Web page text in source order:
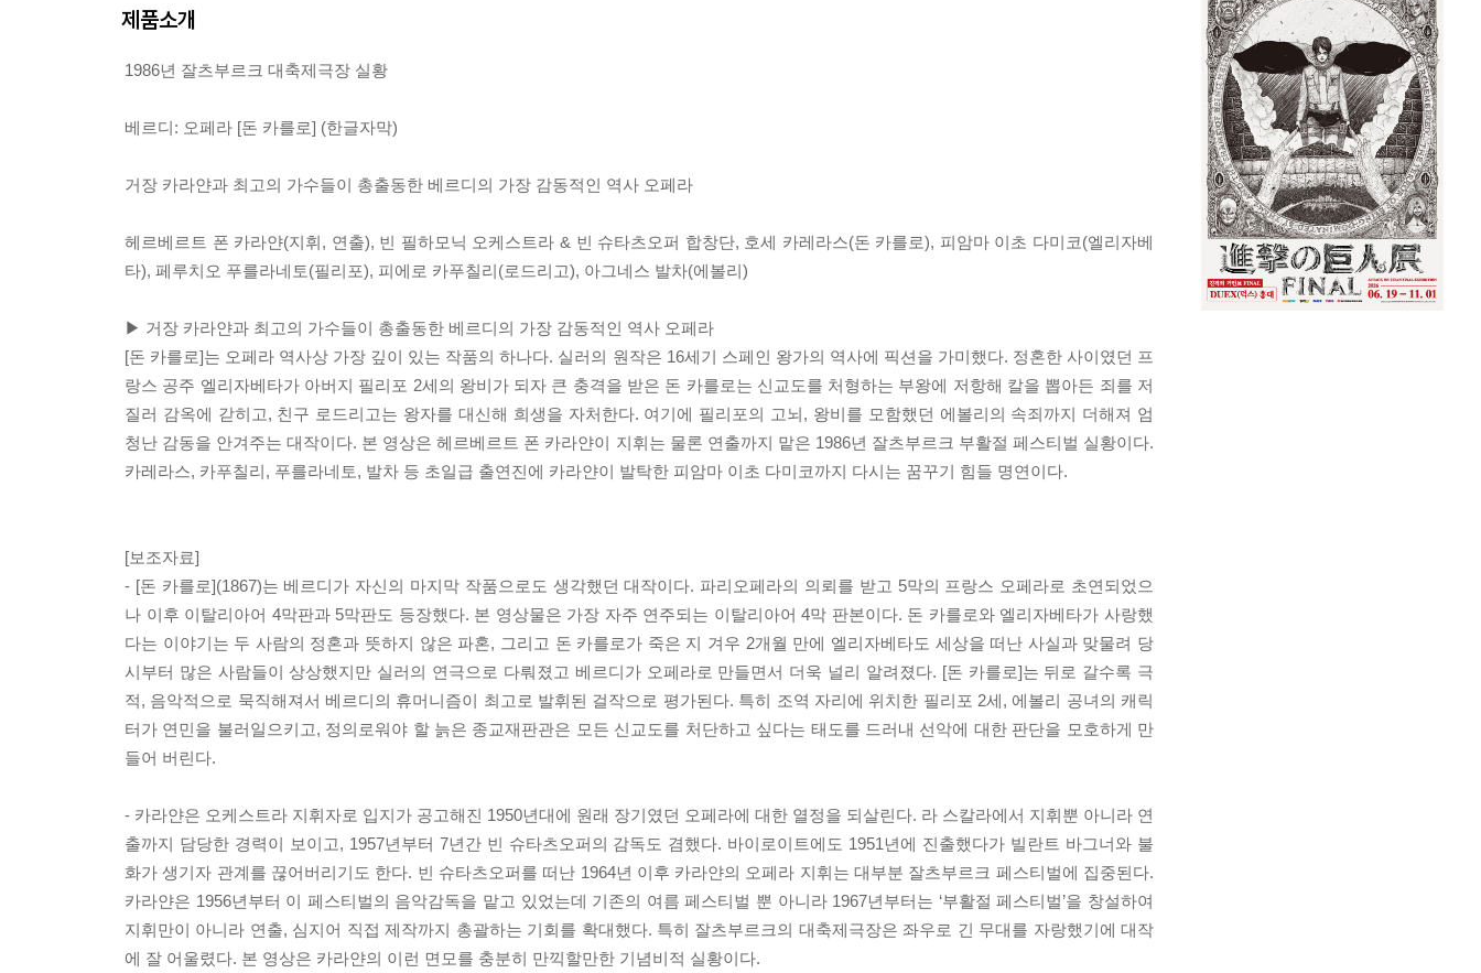
제품소개
1986년 잘츠부르크 대축제극장 실황
베르디: 오페라 [돈 카를로] (한글자막)
거장 카라얀과 최고의 가수들이 총출동한 베르디의 가장 감동적인 역사 오페라
헤르베르트 폰 카라얀(지휘, 연출), 빈 필하모닉 오케스트라 & 빈 슈타츠오퍼 합창단, 호세 카레라스(돈 카를로), 피암마 이초 다미코(엘리자베
타), 페루치오 푸를라네토(필리포), 피에로 카푸칠리(로드리고), 아그네스 발차(에볼리)
▶ 거장 카라얀과 최고의 가수들이 총출동한 베르디의 가장 감동적인 역사 오페라
[돈 카를로]는 오페라 역사상 가장 깊이 있는 작품의 하나다. 실러의 원작은 16세기 스페인 왕가의 역사에 픽션을 가미했다. 정혼한 사이였던 프
랑스 공주 엘리자베타가 아버지 필리포 2세의 왕비가 되자 큰 충격을 받은 돈 카를로는 신교도를 처형하는 부왕에 저항해 칼을 뽑아든 죄를 저
질러 감옥에 갇히고, 친구 로드리고는 왕자를 대신해 희생을 자처한다. 여기에 필리포의 고뇌, 왕비를 모함했던 에볼리의 속죄까지 더해져 엄
청난 감동을 안겨주는 대작이다. 본 영상은 헤르베르트 폰 카라얀이 지휘는 물론 연출까지 맡은 1986년 잘츠부르크 부활절 페스티벌 실황이다.
카레라스, 카푸칠리, 푸를라네토, 발차 등 초일급 출연진에 카라얀이 발탁한 피암마 이초 다미코까지 다시는 꿈꾸기 힘들 명연이다.
[보조자료]
- [돈 카를로](1867)는 베르디가 자신의 마지막 작품으로도 생각했던 대작이다. 파리오페라의 의뢰를 받고 5막의 프랑스 오페라로 초연되었으
나 이후 이탈리아어 4막판과 5막판도 등장했다. 본 영상물은 가장 자주 연주되는 이탈리아어 4막 판본이다. 돈 카를로와 엘리자베타가 사랑했
다는 이야기는 두 사람의 정혼과 뜻하지 않은 파혼, 그리고 돈 카를로가 죽은 지 겨우 2개월 만에 엘리자베타도 세상을 떠난 사실과 맞물려 당
시부터 많은 사람들이 상상했지만 실러의 연극으로 다뤄졌고 베르디가 오페라로 만들면서 더욱 널리 알려졌다. [돈 카를로]는 뒤로 갈수록 극
적, 음악적으로 묵직해져서 베르디의 휴머니즘이 최고로 발휘된 걸작으로 평가된다. 특히 조역 자리에 위치한 필리포 2세, 에볼리 공녀의 캐릭
터가 연민을 불러일으키고, 정의로워야 할 늙은 종교재판관은 모든 신교도를 처단하고 싶다는 태도를 드러내 선악에 대한 판단을 모호하게 만
들어 버린다.
- 카라얀은 오케스트라 지휘자로 입지가 공고해진 1950년대에 원래 장기였던 오페라에 대한 열정을 되살린다. 라 스칼라에서 지휘뿐 아니라 연
출까지 담당한 경력이 보이고, 1957년부터 7년간 빈 슈타츠오퍼의 감독도 겸했다. 바이로이트에도 1951년에 진출했다가 빌란트 바그너와 불
화가 생기자 관계를 끊어버리기도 한다. 빈 슈타츠오퍼를 떠난 1964년 이후 카라얀의 오페라 지휘는 대부분 잘츠부르크 페스티벌에 집중된다.
카라얀은 1956년부터 이 페스티벌의 음악감독을 맡고 있었는데 기존의 여름 페스티벌 뿐 아니라 1967년부터는 ‘부활절 페스티벌’을 창설하여
지휘만이 아니라 연출, 심지어 직접 제작까지 총괄하는 기회를 확대했다. 특히 잘츠부르크의 대축제극장은 좌우로 긴 무대를 자랑했기에 대작
에 잘 어울렸다. 본 영상은 카라얀의 이런 면모를 충분히 만끽할만한 기념비적 실황이다.